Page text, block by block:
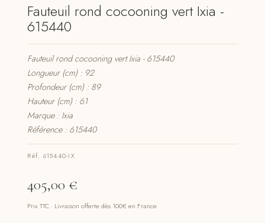
Fauteuil rond cocooning vert Ixia -
615440
Fauteuil rond cocooning vert Ixia - 615440
Longueur (cm) : 92
Profondeur (cm) : 89
Hauteur (cm) : 61
Marque : Ixia
Référence : 615440
Réf. 615440-IX
405,00 €
Prix TTC · Livraison offerte dès 100€ en France